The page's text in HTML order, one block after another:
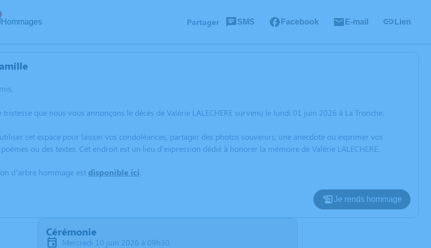
Hommages Partager SMS Facebook E-mail Lien
tristesse que nous vous annonçons le décès de Valérie LALECHERE survenu le lundi 01 juin 2026 à La Tronche.
cet espace pour laisser vos condoléances, partager des photos souvenirs, une anecdote ou exprimer vos
ou des textes. Cet endroit est un lieu d'expression dédié à honorer la mémoire de Valérie LALECHERE.
d’arbre hommage est disponible ici.
Je rends hommage
Cérémonie
mercredi 10 juin 2026 à 09h30